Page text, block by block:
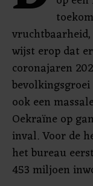
wijst erop dat
coronajaren
ook een
Oekraïne op
inval. Voor de
het bureau
453 miljoen